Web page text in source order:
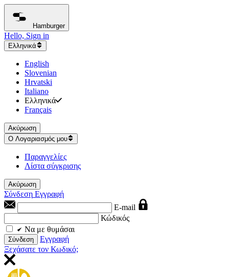
Hamburger
Hello, Sign in
Ελληνικά
English
Slovenian
Hrvatski
Italiano
Ελληνικά
Français
Ακύρωση
Ο Λογαριασμός μου
Παραγγελίες
Λίστα σύγκρισης
Ακύρωση
Σύνδεση Εγγραφή
E-mail
Κώδικός
Να με θυμάσαι
Σύνδεση
Εγγραφή
Ξεχάσατε τον Κωδικό;